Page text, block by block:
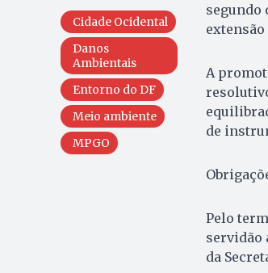
Cidade Ocidental
Danos
Ambientais
Entorno do DF
Meio ambiente
MPGO
segundo
A
de
Pelo
servidão
da